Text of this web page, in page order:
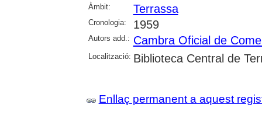
Àmbit: Terrassa
Cronologia: 1959
Autors add.: Cambra Oficial de
Localització: Biblioteca Central de
Enllaç permanent a aquest